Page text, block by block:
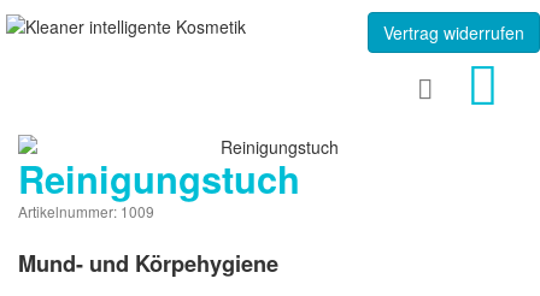
Vertrag widerrufen
Reinigungstuch
Artikelnummer: 1009
Mund- und Körpehygiene